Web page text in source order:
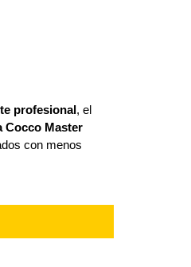
profesional, el
Cocco Master
con menos